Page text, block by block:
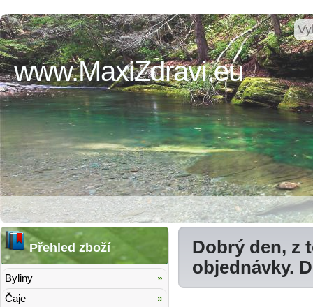
www.MaxiZdravi.eu
Dobrý den, z
objednávky.
Přehled zboží
Byliny
Čaje